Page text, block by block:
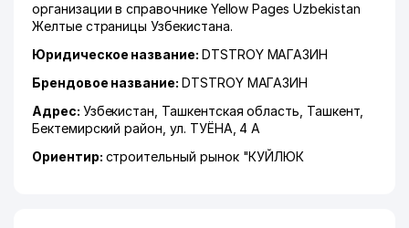
организации в справочнике Yellow Pages Uzbekistan
Желтые страницы Узбекистана.
Юридическое название: DTSTROY МАГАЗИН
Брендовое название: DTSTROY МАГАЗИН
Адрес: Узбекистан, Ташкентская область Ташкент,
Бектемирский район ,ул. ТУЁНА , 4 А
Ориентир: строительный рынок "КУЙЛЮК